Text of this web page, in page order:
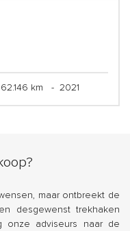
62.146 km - 2021
maar ontbreekt de
desgewenst trekhaken
onze adviseurs naar de